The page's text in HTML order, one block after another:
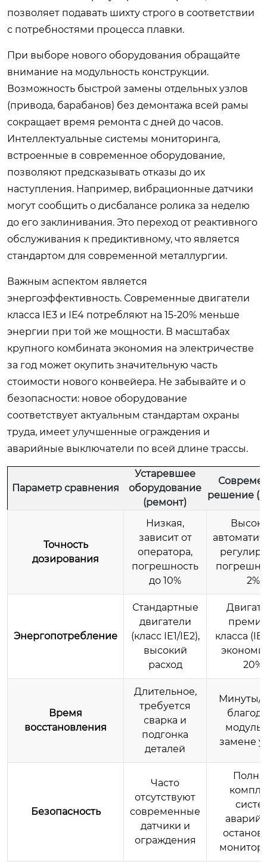
позволяет подавать шихту строго в соответствии
с потребностями процесса плавки.
При выборе нового оборудования обращайте
внимание на модульность конструкции.
Возможность быстрой замены отдельных узлов
(привода, барабанов) без демонтажа всей рамы
сокращает время ремонта с дней до часов.
Интеллектуальные системы мониторинга,
встроенные в современное оборудование,
позволяют предсказывать отказы до их
наступления. Например, вибрационные датчики
могут сообщить о дисбалансе ролика за неделю
до его заклинивания. Это переход от реактивного
обслуживания к предиктивному, что является
стандартом для современной металлургии.
Важным аспектом является
энергоэффективность. Современные двигатели
класса IE3 и IE4 потребляют на 15-20% меньше
энергии при той же мощности. В масштабах
крупного комбината экономия на электричестве
за год может окупить значительную часть
стоимости нового конвейера. Не забывайте и о
безопасности: новое оборудование
соответствует актуальным стандартам охраны
труда, имеет улучшенные ограждения и
аварийные выключатели по всей длине трассы.
Параметр сравнения
Устаревшее
оборудование
(ремонт)
решение
Точность
дозирования
Низкая,
зависит от
оператора,
погрешность
до 10%
2%
Энергопотребление
Стандартные
двигатели
(класс IE1/IE2),
высокий
расход
класса
20%
Время
восстановления
Длительное,
требуется
сварка и
подгонка
деталей
Минуты/
замене
Безопасность
Часто
отсутствуют
современные
датчики и
ограждения